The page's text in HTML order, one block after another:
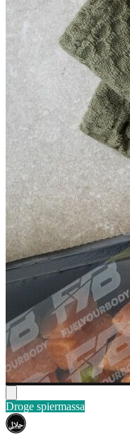
Droge spiermassa
حلال
HALAL